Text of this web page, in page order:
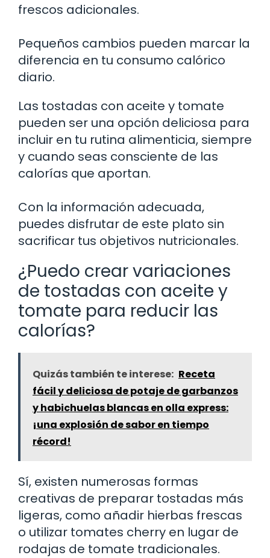
frescos adicionales.
Pequeños cambios pueden marcar la
diferencia en tu consumo calórico
diario.
Las tostadas con aceite y tomate
pueden ser una opción deliciosa para
incluir en tu rutina alimenticia, siempre
y cuando seas consciente de las
calorías que aportan.
Con la información adecuada,
puedes disfrutar de este plato sin
sacrificar tus objetivos nutricionales.
¿Puedo crear variaciones
de tostadas con aceite y
tomate para reducir las
calorías?
Quizás también te interese: Receta
fácil y deliciosa de potaje de garbanzos
y habichuelas blancas en olla express:
¡una explosión de sabor en tiempo
récord!
Sí, existen numerosas formas
creativas de preparar tostadas más
ligeras, como añadir hierbas frescas
o utilizar tomates cherry en lugar de
rodajas de tomate tradicionales.